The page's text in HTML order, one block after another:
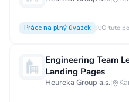
Práce na plný úvazek O tuto
Engineering Team
Landing Pages
Heureka Group a.s.|